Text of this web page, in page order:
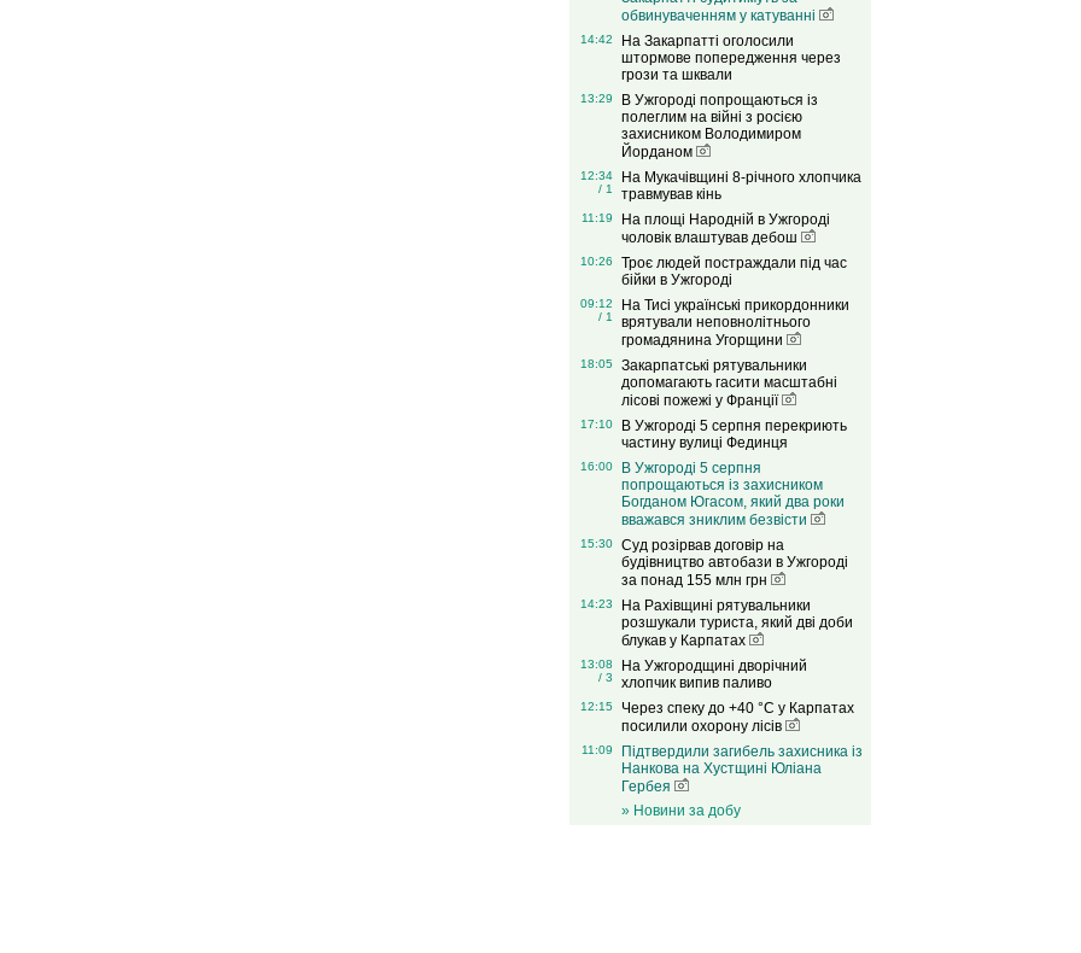
обвинуваченням у катуванні
14:42
На Закарпатті оголосили
штормове попередження через
грози та шквали
13:29
В Ужгороді попрощаються із
полеглим на війні з росією
захисником Володимиром
Йорданом
12:34
/ 1
На Мукачівщині 8-річного хлопчика
травмував кінь
11:19
На площі Народній в Ужгороді
чоловік влаштував дебош
10:26
Троє людей постраждали під час
бійки в Ужгороді
09:12
/ 1
На Тисі українські прикордонники
врятували неповнолітнього
громадянина Угорщини
18:05
Закарпатські рятувальники
допомагають гасити масштабні
лісові пожежі у Франції
17:10
В Ужгороді 5 серпня перекриють
частину вулиці Фединця
16:00
В Ужгороді 5 серпня
попрощаються із захисником
Богданом Югасом, який два роки
вважався зниклим безвісти
15:30
Суд розірвав договір на
будівництво автобази в Ужгороді
за понад 155 млн грн
14:23
На Рахівщині рятувальники
розшукали туриста, який дві доби
блукав у Карпатах
13:08
/ 3
На Ужгородщині дворічний
хлопчик випив паливо
12:15
Через спеку до +40 °C у Карпатах
посилили охорону лісів
11:09
Підтвердили загибель захисника із
Нанкова на Хустщині Юліана
Гербея
» Новини за добу